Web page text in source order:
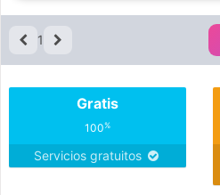
1
Gratis
100%
Servicios gratuitos